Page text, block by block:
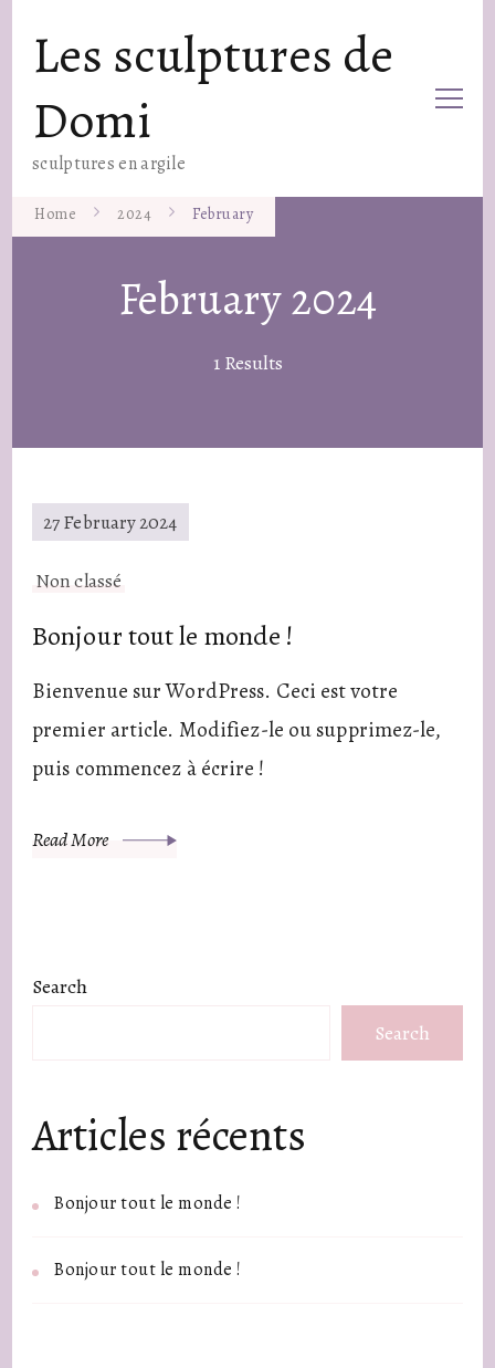
Les sculptures de
Domi
sculptures en argile
Home 2024 February
February 2024
1 Results
27 February 2024
Non classé
Bonjour tout le monde !
Bienvenue sur WordPress. Ceci est votre
premier article. Modifiez-le ou supprimez-le,
puis commencez à écrire !
Read More
Search
Search
Articles récents
Bonjour tout le monde !
Bonjour tout le monde !